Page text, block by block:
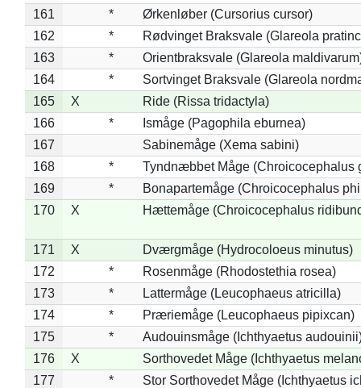
161
*
Ørkenløber (Cursorius cursor)
162
*
Rødvinget Braksvale (Glareola
163
*
Orientbraksvale (Glareola
164
*
Sortvinget Braksvale (Glareola
165
X
Ride (Rissa tridactyla)
166
*
Ismåge (Pagophila eburnea)
167
Sabinemåge (Xema sabini)
168
*
Tyndnæbbet Måge (Chroicocephalus
169
*
Bonapartemåge (Chroicocephalus
170
X Hættemåge (Chroicocephalus
171 X
Dværgmåge (Hydrocoloeus minutus)
172
*
Rosenmåge (Rhodostethia rosea)
173
*
Lattermåge (Leucophaeus atricilla)
174
*
Præriemåge (Leucophaeus pipixcan)
175
*
Audouinsmåge (Ichthyaetus
176
X
Sorthovedet Måge (Ichthyaetus
177
*
Stor Sorthovedet Måge (Ichthyaetus